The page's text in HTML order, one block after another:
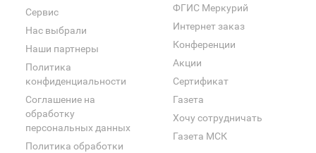
Сервис
Нас выбрали
Наши партнеры
Политика
конфиденциальности
Соглашение на
обработку
персональных данных
Политика обработки
ФГИС Меркурий
Интернет заказ
Конференции
Акции
Сертификат
Газета
Хочу сотрудничать
Газета МСК